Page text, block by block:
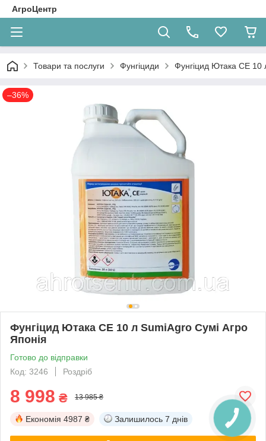
АгроЦентр
Товари та послуги Фунгіциди Фунгіцид Ютака СЕ 10
–36%
Фунгіцид Ютака СЕ 10 л SumiAgro Сумі Агро
Японія
Готово до відправки
Код: 3246
Роздріб
8 998 ₴ 13 985 ₴
Економія 4987 ₴ Залишилось 7 днів